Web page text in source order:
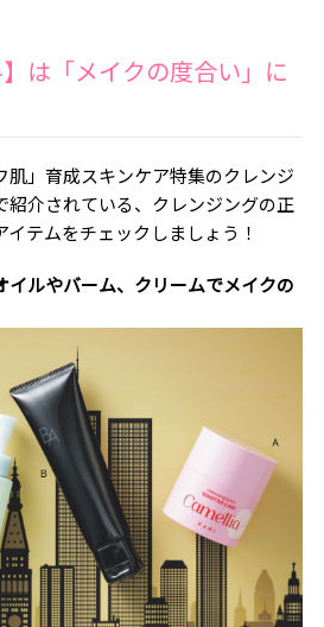
】は「メイクの度合い」に
肌」育成スキンケア特集のクレンジ
紹介されている、クレンジングの正
テムをチェックしましょう！
イルやバーム、クリームでメイクの